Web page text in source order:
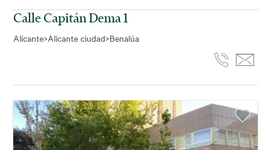
Calle Capitán Dema 1
Alicante>Alicante ciudad>Benalúa